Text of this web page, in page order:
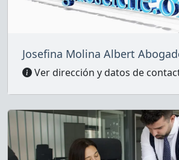
Josefina Molina Albert
Ver dirección y datos de